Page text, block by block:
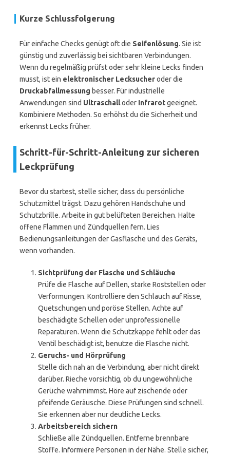
Kurze Schlussfolgerung
Für einfache Checks genügt oft die Seifenlösung. Sie ist
günstig und zuverlässig bei sichtbaren Verbindungen.
Wenn du regelmäßig prüfst oder sehr kleine Lecks finden
musst, ist ein elektronischer Lecksucheroder die
Druckabfallmessung besser. Für industrielle
Anwendungen sind Ultraschalloder Infrarotgeeignet.
Kombiniere Methoden. So erhöhst du die Sicherheit und
erkennst Lecks früher.
Schritt-für-Schritt-Anleitung zur sicheren
Leckprüfung
Bevor du startest, stelle sicher, dass du persönliche
Schutzmittel trägst. Dazu gehören Handschuhe und
Schutzbrille. Arbeite in gut belüfteten Bereichen. Halte
offene Flammen und Zündquellen fern. Lies
Bedienungsanleitungen der Gasflasche und des Geräts,
wenn vorhanden.
Sichtprüfung der Flasche und Schläuche
Prüfe die Flasche auf Dellen, starke Roststellen oder
Verformungen. Kontrolliere den Schlauch auf Risse,
Quetschungen und poröse Stellen. Achte auf
beschädigte Schellen oder unprofessionelle
Reparaturen. Wenn die Schutzkappe fehlt oder das
Ventil beschädigt ist, benutze die Flasche nicht.
Geruchs- und Hörprüfung
Stelle dich nah an die Verbindung, aber nicht direkt
darüber. Rieche vorsichtig, ob du ungewöhnliche
Gerüche wahrnimmst. Höre auf zischende oder
pfeifende Geräusche. Diese Prüfungen sind schnell.
Sie erkennen aber nur deutliche Lecks.
Arbeitsbereich sichern
Schließe alle Zündquellen. Entferne brennbare
Stoffe. Informiere Personen in der Nähe. Stelle sicher,